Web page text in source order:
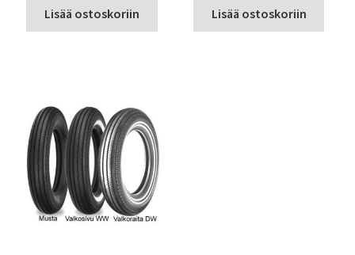
Lisää ostoskoriin Lisää ostoskoriin